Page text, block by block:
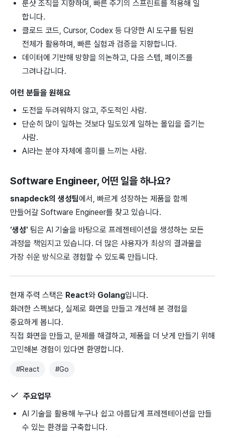
룬샷 조직을 지향하며, 빠른 주기의 스프린트를 적용해 일
합니다.
클로드 코드, Cursor, Codex 등 다양한 AI 도구를 팀원
전체가 활용하며, 빠른 실험과 검증을 지향합니다.
데이터에 기반해 방향을 의논하고, 다음 스텝, 페이즈를
그려나갑니다.
이런 분들을 원해요
도전을 두려워하지 않고, 주도적인 사람.
단순히 많이 일하는 것보다 밀도있게 일하는 몰입을 즐기는
사람.
AI라는 분야 자체에 흥미를 느끼는 사람.
Software Engineer, 어떤 일을 하나요?
snapdeck의 생성팀에서, 빠르게 성장하는 제품을 함께
만들어갈 Software Engineer를 찾고 있습니다.
‘생성' 팀은 AI 기술을 바탕으로 프레젠테이션을 생성하는 모든
과정을 책임지고 있습니다. 더 많은 사용자가 최상의 결과물을
가장 쉬운 방식으로 경험할 수 있도록 만듭니다.
현재 주력 스택은 React와 Golang입니다.
화려한 스펙보다, 실제로 화면을 만들고 개선해 본 경험을
중요하게 봅니다.
직접 화면을 만들고, 문제를 해결하고, 제품을 더 낫게 만들기 위해
고민해본 경험이 있다면 환영합니다.
#React #Go
주요업무
AI 기술을 활용해 누구나 쉽고 아름답게 프레젠테이션을 만들
수 있는 환경을 구축합니다.